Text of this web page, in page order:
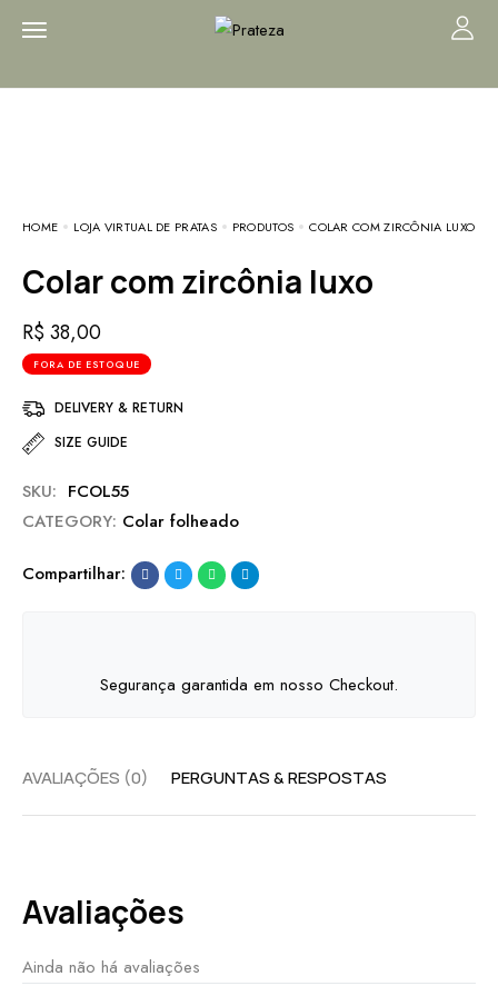
HOME LOJA VIRTUAL DE PRATAS PRODUTOS COLAR COM ZIRCÔNIA LUXO
Colar com zircônia luxo
R$38,00
FORA DE ESTOQUE
DELIVERY & RETURN
SIZE GUIDE
SKU: FCOL55
CATEGORY: Colar folheado
Compartilhar:
Segurança garantida em nosso Checkout.
AVALIAÇÕES (0) PERGUNTAS & RESPOSTAS
Avaliações
Ainda não há avaliações